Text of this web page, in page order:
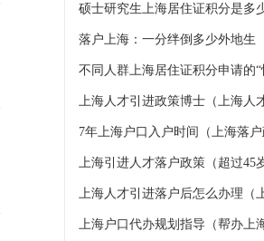
硕士研究生上海居住证积分是多
不同人群上海居住证积分申请的“
上海人才引进政策博士（上海人
7年上海户口入户时间（上海落户
上海引进人才落户政策（超过45
上海人才引进落户后怎么办理（
上海户口代办规划指导（帮办上